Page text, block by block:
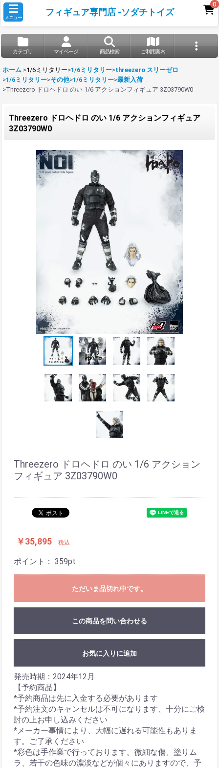
メニュー
フィギュア専門店 -ソダチトイズ
0
カテゴリ マイページ 商品検索 ご利用案内
ホーム >1/6ミリタリー>1/6ミリタリー>threezero スリーゼロ
>1/6ミリタリー>その他>1/6ミリタリー>最新入荷
>Threezero ドロヘドロ のい 1/6 アクションフィギュア 3Z03790W0
Threezero ドロヘドロ のい 1/6 アクションフィギュア
3Z03790W0
Threezero ドロヘドロ のい 1/6 アクション
フィギュア 3Z03790W0
￥35,895 税込
ポイント： 359pt
ただいま品切れ中です。
この商品を問い合わせる
お気に入りに追加
発売時期：2024年12月
【予約商品】
*予約商品は先に入金する必要があります
*予約注文のキャンセルは不可になります、十分にご検
討の上お申し込みください
*メーカー事情により、大幅に遅れる可能性もありま
す。ご了承ください
*彩色は手作業で行っております。微細な傷、塗りム
ラ、若干の色味の濃淡などが個々にありますので、予